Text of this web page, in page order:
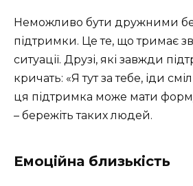
Неможливо бути дружними
підтримки. Це те, що тримає
ситуації. Друзі, які завжди
кричать: «Я тут за тебе, іди
ця підтримка може мати
– бережіть таких людей.
Емоційна близькість